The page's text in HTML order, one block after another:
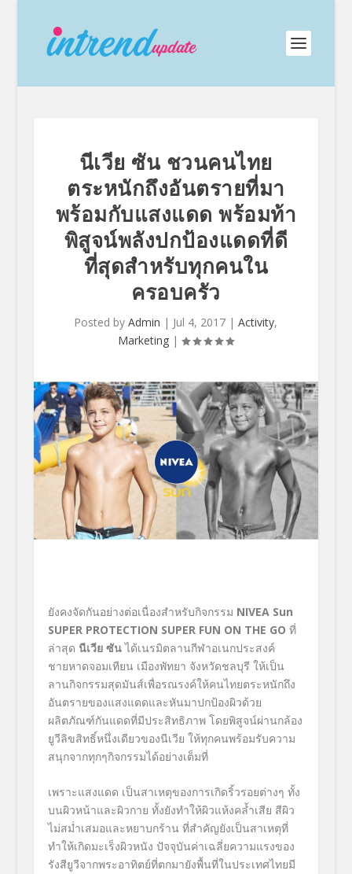
นีเวีย ซัน ชวนคนไทย
ตระหนักถึงอันตรายที่มา
พร้อมกับแสงแดด พร้อมท้า
พิสูจน์พลังปกป้องแดดที่ดี
ที่สุดสำหรับทุกคนใน
ครอบครัว
Posted byAdmin | Jul 4, 2017 |Activity,
Marketing |
ยังคงจัดกันอย่างต่อเนื่องสำหรับกิจกรรม NIVEA Sun
SUPER PROTECTION SUPER FUN ON THE GO ที่
ล่าสุด นีเวีย ซันได้เนรมิตลานกีฬาอเนกประสงค์
ชายหาดจอมเทียน เมืองพัทยา จังหวัดชลบุรี ให้เป็น
ลานกิจกรรมสุดมันส์เพื่อรณรงค์ให้คนไทยตระหนักถึง
อันตรายของแสงแดดและหันมาปกป้องผิวด้วย
ผลิตภัณฑ์กันแดดที่มีประสิทธิภาพ โดยพิสูจน์ผ่านกล้อง
ยูวีลิขสิทธิ์หนึ่งเดียวของนีเวีย ให้ทุกคนพร้อมรับความ
สนุกจากทุกๆกิจกรรมได้อย่างเต็มที่
เพราะแสงแดด เป็นสาเหตุของการเกิดริ้วรอยต่างๆ ทั้ง
บนผิวหน้าและผิวกาย ทั้งยังทำให้ผิวแห้งคล้ำเสีย สีผิว
ไม่สม่ำเสมอและหยาบกร้าน ที่สำคัญยังเป็นสาเหตุที่
ทำให้เกิดมะเร็งผิวหนัง ปัจจุบันค่าเฉลี่ยความแรงของ
รังสียูวีจากพระอาทิตย์ที่ตกมายังพื้นที่ในประเทศไทยมี